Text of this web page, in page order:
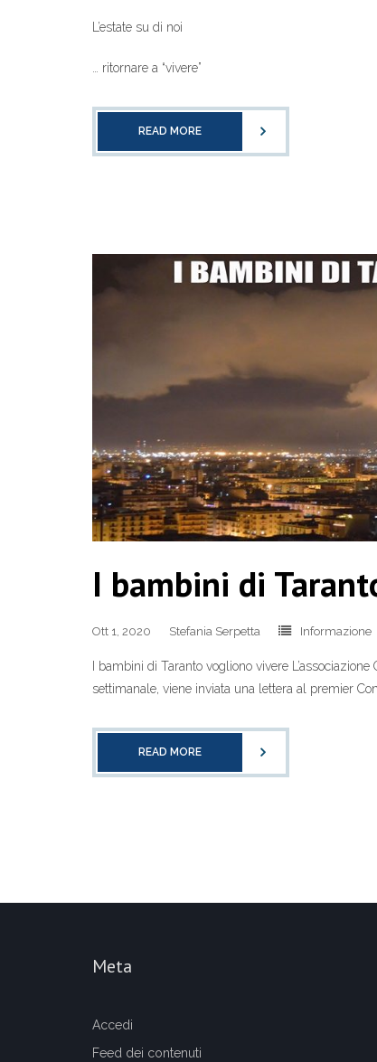
L’estate su di noi
… ritornare a “vivere”
READ MORE
I bambini di
Ott 1, 2020 Stefania Serpetta Informazione
I bambini di Taranto vogliono vivere
settimanale, viene inviata una lettera al premier
READ MORE
Meta
Accedi
Feed dei contenuti